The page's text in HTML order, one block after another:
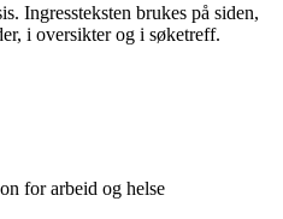
Ingressteksten brukes på siden,
i oversikter og i søketreff.
for arbeid og helse